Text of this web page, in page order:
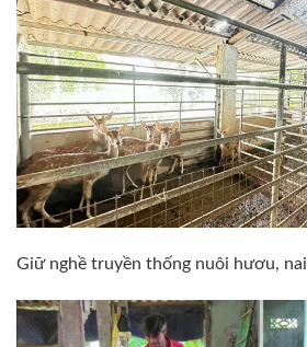
Giữ nghề truyền thống nuôi hươu, nai